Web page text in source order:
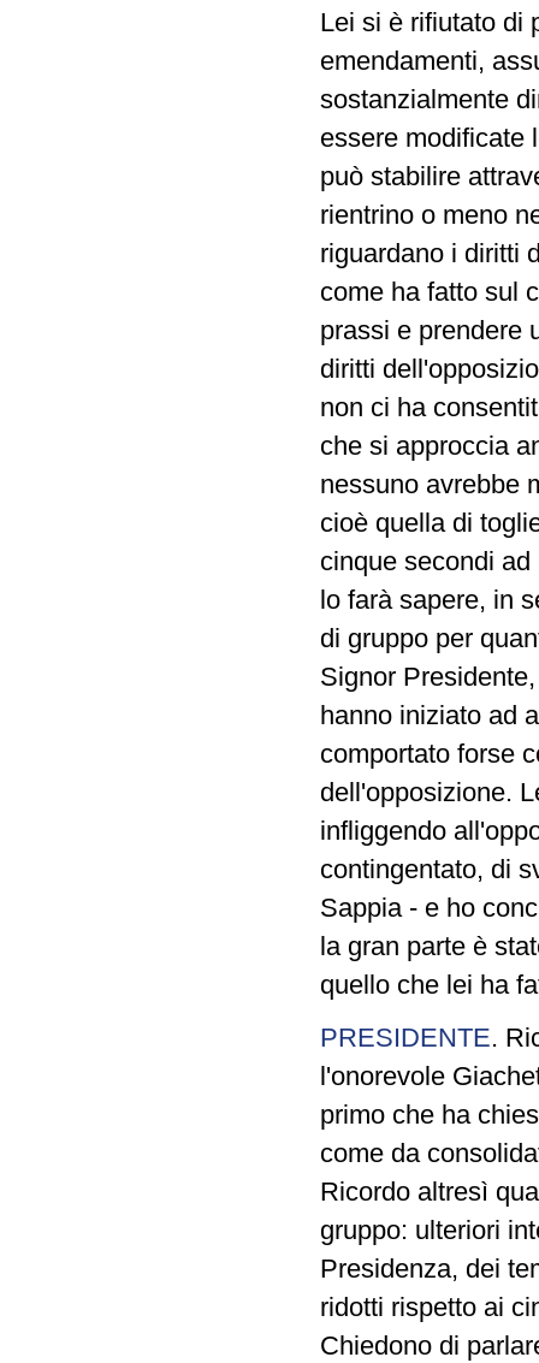
Lei si è rifiutato di
emendamenti,
sostanzialmente
essere modificate
può stabilire
rientrino o meno
riguardano i diritti
come ha fatto sul
prassi e prendere
diritti
non ci ha
che si approccia
nessuno avrebbe
cioè quella di
cinque secondi
lo farà sapere, in
di gruppo per
Signor
hanno iniziato ad
comportato forse
dell'opposizione.
infliggendo
contingentato, di
Sappia - e ho
la gran parte è
quello che lei ha
PRESIDENTE.
l'onorevole
primo che ha
come da
Ricordo altresì
gruppo: ulteriori
Presidenza, dei
ridotti rispetto ai
Chiedono di